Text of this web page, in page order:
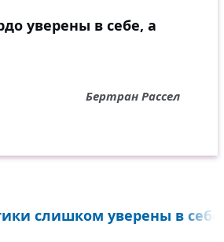
уверены в себе, а
Бертран Рассел
слишком уверены в себе...